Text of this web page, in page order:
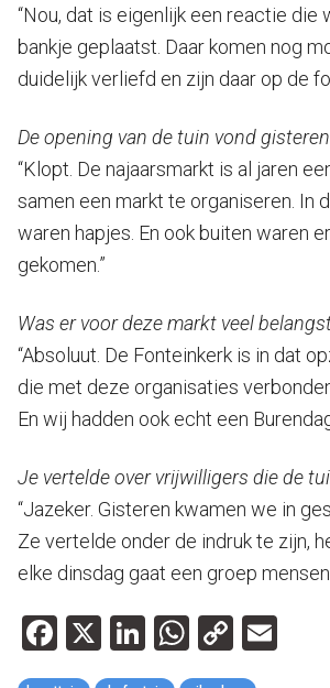
“Nou, dat is eigenlijk een reactie die
bankje geplaatst. Daar komen nog
duidelijk verliefd en zijn daar op de
De opening van de tuin vond
“Klopt. De najaarsmarkt is al jaren
samen een markt te organiseren. In
waren hapjes. En ook buiten waren
gekomen.”
Was er voor deze markt veel
“Absoluut. De Fonteinkerk is in dat
die met deze organisaties
En wij hadden ook echt een
Je vertelde over vrijwilligers die de
“Jazeker. Gisteren kwamen we in
Ze vertelde onder de indruk te zijn,
elke dinsdag gaat een groep
Facebook
X LinkedIn
WhatsApp
Copy
Link